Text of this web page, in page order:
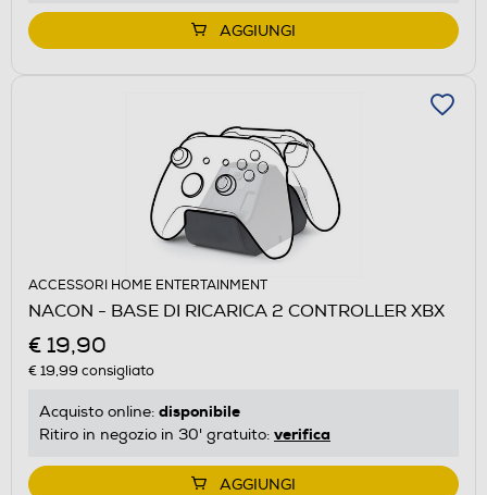
AGGIUNGI
ACCESSORI HOME ENTERTAINMENT
NACON - BASE DI RICARICA 2 CONTROLLER XBX
€ 19,90
€ 19,99 consigliato
Acquisto online: disponibile
Ritiro in negozio in 30' gratuito: verifica
AGGIUNGI